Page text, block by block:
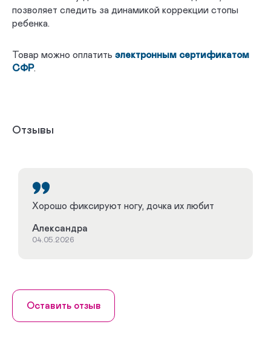
позволяет следить за динамикой коррекции стопы
ребенка.
Товар можно оплатить электронным сертификатом
СФР.
Отзывы
Хорошо фиксируют ногу, дочка их любит
Александра
04.05.2026
Оставить отзыв